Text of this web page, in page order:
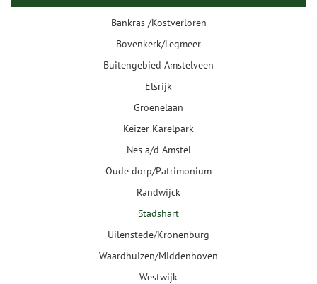
Bankras /Kostverloren
Bovenkerk/Legmeer
Buitengebied Amstelveen
Elsrijk
Groenelaan
Keizer Karelpark
Nes a/d Amstel
Oude dorp/Patrimonium
Randwijck
Stadshart
Uilenstede/Kronenburg
Waardhuizen/Middenhoven
Westwijk